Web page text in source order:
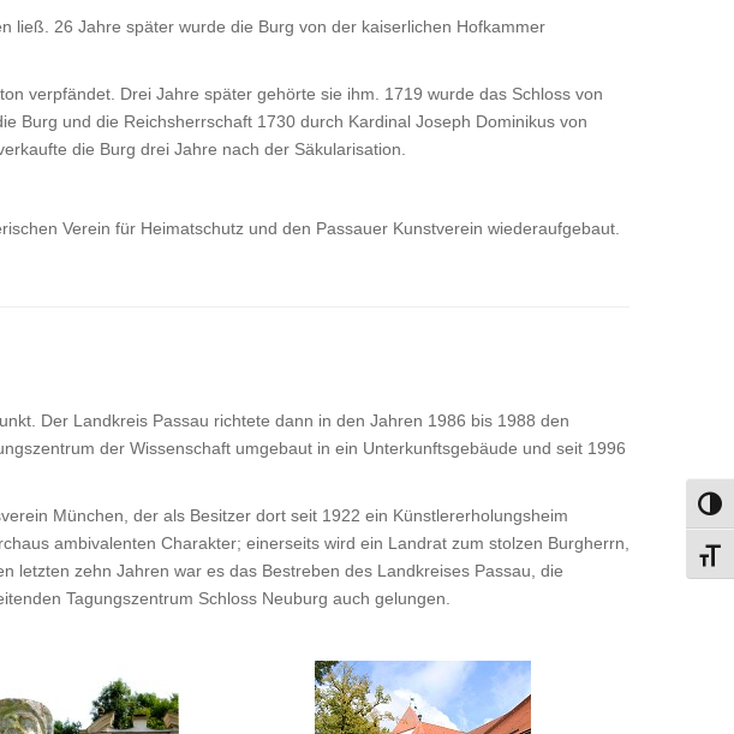
ließ. 26 Jahre später wurde die Burg von der kaiserlichen Hofkammer
verpfändet. Drei Jahre später gehörte sie ihm. 1719 wurde das Schloss von
Burg und die Reichsherrschaft 1730 durch Kardinal Joseph Dominikus von
die Burg drei Jahre nach der Säkularisation.
Verein für Heimatschutz und den Passauer Kunstverein wiederaufgebaut.
Der Landkreis Passau richtete dann in den Jahren 1986 bis 1988 den
der Wissenschaft umgebaut in ein Unterkunftsgebäude und seit 1996
München, der als Besitzer dort seit 1922 ein Künstlererholungsheim
ambivalenten Charakter; einerseits wird ein Landrat zum stolzen Burgherrn,
letzten zehn Jahren war es das Bestreben des Landkreises Passau, die
Tagungszentrum Schloss Neuburg auch gelungen.